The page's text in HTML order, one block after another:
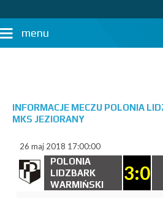
menu
INFORMACJE MECZU POLONIA
MKS JEZIORANY
26 maj 2018 17:00:00
POLONIA
LIDZBARK
WARMIŃSKI
3:0